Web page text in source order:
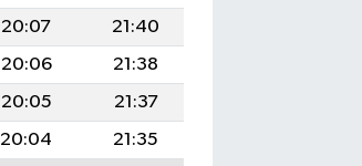
20:07
21:40
20:06
21:38
20:05
21:37
20:04
21:35